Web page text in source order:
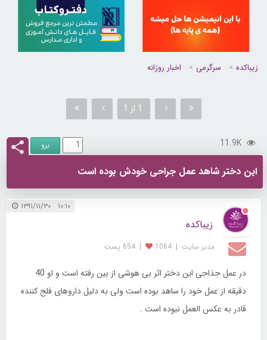
زیباکده سرگرمی اخبار روزانه
1 از 1
11.9K
این دختر شاهد عمل جراحی خودش بوده است
۱۰:۱۰ ۱۳۹۱/۱۱/۳۰
زیباکده
مدیر سایت |
1064
| 654 پست
در عمل جذاحی این دختر اثر بی هوشی از بین رفته است و او 40
دقیقه از عمل خود را ساهد بوده است ولی به دلیل داروهای فلج کننده
قادر به عکس العمل نبوده است .